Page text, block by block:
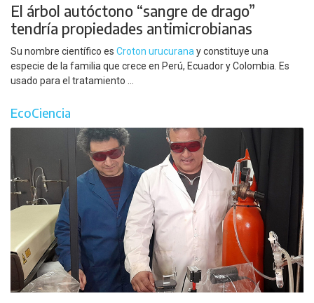
El árbol autóctono “sangre de drago”
tendría propiedades antimicrobianas
Su nombre científico es Croton urucuranay constituye una
especie de la familia que crece en Perú, Ecuador y Colombia. Es
usado para el tratamiento ...
EcoCiencia